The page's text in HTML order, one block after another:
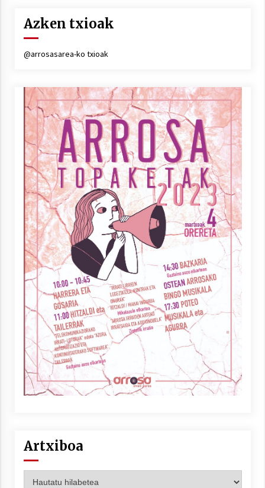
Arrosa sareko IX. topaketak!
2021/10/13
2021/10/04
Segura irratian Arrosaren 20 urteez
2021/07/22
Arrosari buruzko erreportaia
2021/07/16
Berria egunkarian elkarrizketa
Arrosaren 20 urteez
2021/07/06
Hala Bedi irratiko Hizpidea saioan
Azken txioak
@arrosasarea-ko txioak
Artxiboa